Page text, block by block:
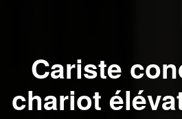
Cariste
chariot